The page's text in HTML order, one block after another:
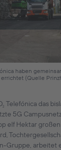
haben
(Quelle
2 Telefónica das
5G
elf Hektar
Gruppe, arbeitet